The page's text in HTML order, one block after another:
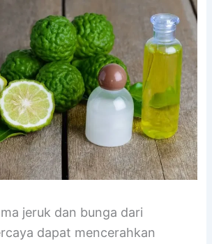
jeruk dan bunga dari
dapat mencerahkan